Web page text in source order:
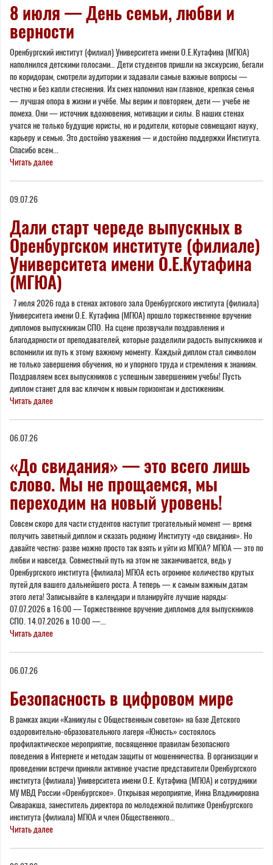
8 июля — День семьи, любви и
верности
Оренбургский институт (филиал) Университета имени О.Е.Кутафина (МГЮА)
наполнился детскими голосами… Дети студентов пришли на экскурсию, бегали
по коридорам, смотрели аудитории и задавали самые важные вопросы —
честно и без капли стеснения. Их смех напомнил нам главное, крепкая семья
— лучшая опора в жизни и учёбе. Мы верим и повторяем, дети — учебе не
помеха. Они — источник вдохновения, мотивации и силы. В наших стенах
учатся не только будущие юристы, но и родители, которые совмещают науку,
карьеру и семью. Это достойно уважения — и достойно поддержки Института.
Спасибо всем...
Читать далее
09.07.26
Дали старт череде выпускных в
Оренбургском институте (филиале)
Университета имени О.Е.Кутафина
(МГЮА)
7 июля 2026 года в стенах актового зала Оренбургского института (филиала)
Университета имени О.Е. Кутафина (МГЮА) прошло торжественное вручение
дипломов выпускникам СПО. На сцене прозвучали поздравления и
благодарности от преподавателей, которые разделили радость выпускников и
вспомнили их путь к этому важному моменту. Каждый диплом стал символом
не только завершения обучения, но и упорного труда и стремления к знаниям.
Поздравляем всех выпускников с успешным завершением учебы! Пусть
диплом станет для вас ключом к новым горизонтам и достижениям.
Читать далее
06.07.26
«До свидания» — это всего лишь
слово. Мы не прощаемся, мы
переходим на новый уровень!
Совсем скоро для части студентов наступит трогательный момент — время
получить заветный диплом и сказать родному Институту «до свидания». Но
давайте честно: разве можно просто так взять и уйти из МГЮА? МГЮА — это по
любви и навсегда. Совместный путь на этом не заканчивается, ведь у
Оренбургского института (филиала) МГЮА есть огромное количество крутых
путей для вашего дальнейшего роста. А теперь — к самым важным датам
этого лета! Записывайте в календари и планируйте лучшие наряды:
07.07.2026 в 16:00 — Торжественное вручение дипломов для выпускников
СПО. 14.07.2026 в 10:00 —...
Читать далее
06.07.26
Безопасность в цифровом мире
В рамках акции «Каникулы с Общественным советом» на базе Детского
оздоровительно-образовательного лагеря «Юность» состоялось
профилактическое мероприятие, посвященное правилам безопасного
поведения в Интернете и методам защиты от мошенничества. В организации и
проведении встречи приняли активное участие представители Оренбургского
института (филиала) Университета имени О.Е. Кутафина (МГЮА) и сотрудники
МУ МВД России «Оренбургское». Открывая мероприятие, Инна Владимировна
Сиваракша, заместитель директора по молодежной политике Оренбургского
института (филиала) МГЮА и член Общественного...
Читать далее